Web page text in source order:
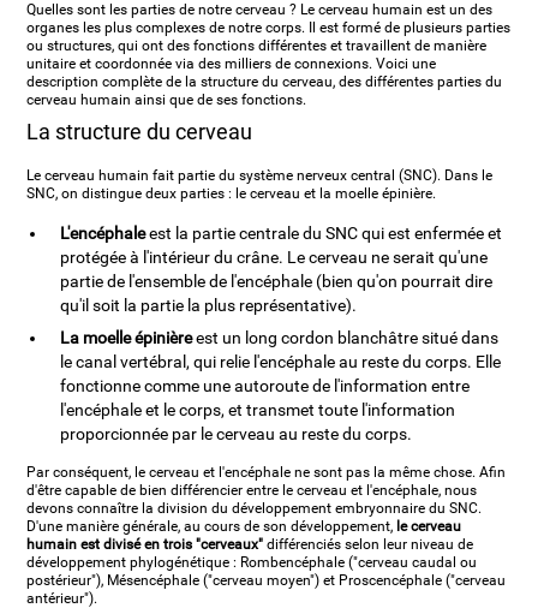
Quelles sont les parties de notre cerveau ? Le cerveau humain est un des
organes les plus complexes de notre corps. Il est formé de plusieurs parties
ou structures, qui ont des fonctions différentes et travaillent de manière
unitaire et coordonnée via des milliers de connexions. Voici une
description complète de la structure du cerveau, des différentes parties du
cerveau humain ainsi que de ses fonctions.
La structure du cerveau
Le cerveau humain fait partie du système nerveux central (SNC). Dans le
SNC, on distingue deux parties : le cerveau et la moelle épinière.
L'encéphaleest la partie centrale du SNC qui est enfermée et
protégée à l'intérieur du crâne. Le cerveau ne serait qu'une
partie de l'ensemble de l'encéphale (bien qu'on pourrait dire
qu'il soit la partie la plus représentative).
La moelle épinièreest un long cordon blanchâtre situé dans
le canal vertébral, qui relie l'encéphale au reste du corps. Elle
fonctionne comme une autoroute de l'information entre
l'encéphale et le corps, et transmet toute l'information
proporcionnée par le cerveau au reste du corps.
Par conséquent, le cerveau et l'encéphale ne sont pas la même chose. Afin
d'être capable de bien différencier entre le cerveau et l'encéphale, nous
devons connaître la division du développement embryonnaire du SNC.
D'une manière générale, au cours de son développement, le cerveau
humain est divisé en trois "cerveaux" différenciés selon leur niveau de
développement phylogénétique : Rombencéphale ("cerveau caudal ou
postérieur"), Mésencéphale ("cerveau moyen") et Proscencéphale ("cerveau
antérieur").